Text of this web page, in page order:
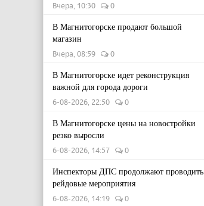
Вчера, 10:30 0
В Магнитогорске продают большой
магазин
Вчера, 08:59 0
В Магнитогорске идет реконструкция
важной для города дороги
6-08-2026, 22:50 0
В Магнитогорске цены на новостройки
резко выросли
6-08-2026, 14:57 0
Инспекторы ДПС продолжают проводить
рейдовые мероприятия
6-08-2026, 14:19 0